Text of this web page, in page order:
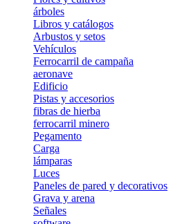
árboles
Libros y catálogos
Arbustos y setos
Vehículos
Ferrocarril de campaña
aeronave
Edificio
Pistas y accesorios
fibras de hierba
ferrocarril minero
Pegamento
Carga
lámparas
Luces
Paneles de pared y decorativos
Grava y arena
Señales